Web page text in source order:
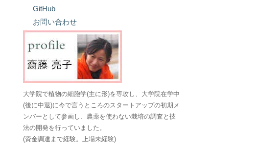
GitHub
お問い合わせ
大学院で植物の細胞学(主に形)を専攻し、大学院在学中
(後に中退)に今で言うところのスタートアップの初期メ
ンバーとして参画し、農薬を使わない栽培の調査と技
法の開発を行っていました。
(資金調達まで経験。上場未経験)